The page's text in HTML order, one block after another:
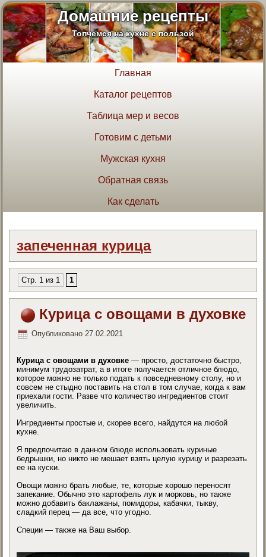
Домашние рецепты
Топчемся на кухне с пользой
Главная
Каталог рецептов
Таблица мер и весов
Готовим с детьми
Мужская кухня
Обратная связь
Как сделать
запеченная курица
Стр. 1 из 1 1
Курица с овощами в духовке
Опубликовано 27.02.2021
Курица с овощами в духовке — просто, достаточно быстро,
минимум трудозатрат, а в итоге получается отличное блюдо,
которое можно не только подать к повседневному столу, но и
совсем не стыдно поставить на стол в том случае, когда к вам
приехали гости. Разве что количество ингредиентов стоит
увеличить.
Ингредиенты простые и, скорее всего, найдутся на любой
кухне.
Я предпочитаю в данном блюде использовать куриные
бедрышки, но никто не мешает взять целую курицу и разрезать
ее на куски.
Овощи можно брать любые, те, которые хорошо переносят
запекание. Обычно это картофель лук и морковь, но также
можно добавить баклажаны, помидоры, кабачки, тыкву,
сладкий перец — да все, что угодно.
Специи — также на Ваш выбор.